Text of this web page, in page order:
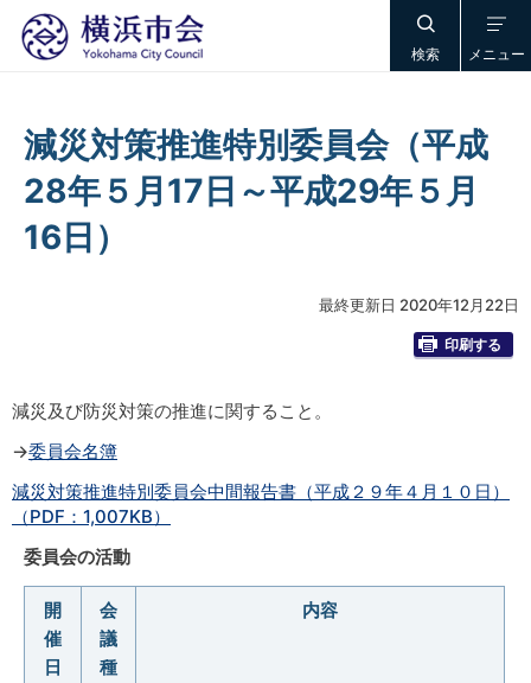
検索 メニュー
減災対策推進特別委員会（平成
28年５月17日～平成29年５月
16日）
最終更新日 2020年12月22日
印刷する
減災及び防災対策の推進に関すること。
→委員会名簿
減災対策推進特別委員会中間報告書（平成２９年４月１０日）
（PDF：1,007KB）
委員会の活動
開
催
日
会
議
種
内容